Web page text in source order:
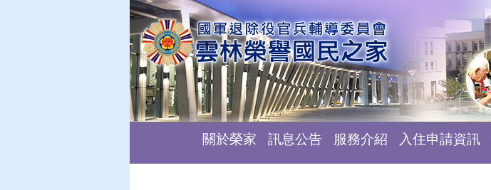
關於榮家 訊息公告 服務介紹 入住申請資訊